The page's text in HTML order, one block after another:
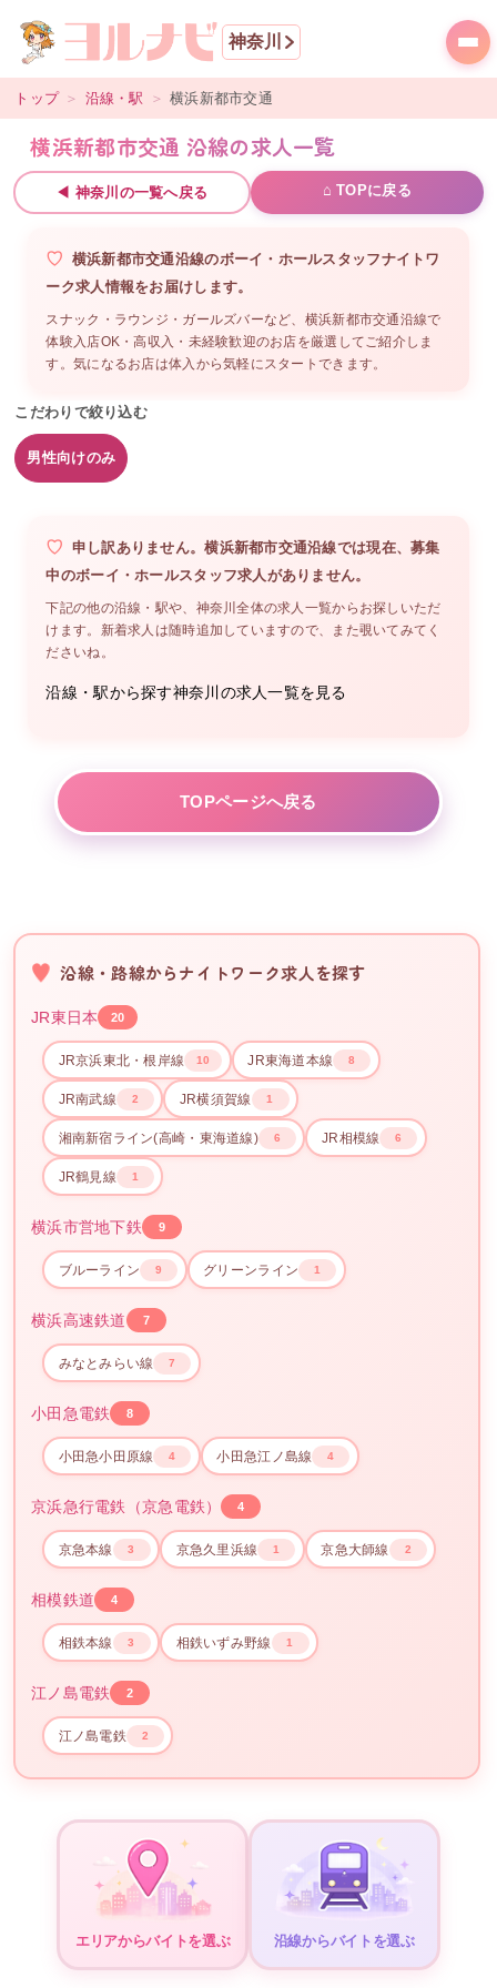
神奈川
トップ ＞ 沿線・駅 ＞ 横浜新都市交通
横浜新都市交通 沿線の求人一覧
◀ 神奈川 の一覧へ戻る ⌂ TOPに戻る
横浜新都市交通沿線のボーイ・ホールスタッフナイトワ
ーク求人情報をお届けします。
スナック・ラウンジ・ガールズバーなど、 横浜新都市交通沿線で
体験入店OK・高収入・未経験歓迎のお店を厳選してご紹介しま
す。気になるお店は体入から気軽にスタートできます。
こだわりで絞り込む
男性向けのみ
申し訳ありません。横浜新都市交通沿線では現在、募集
中のボーイ・ホールスタッフ求人がありません。
下記の他の沿線・駅や、 神奈川全体の求人一覧からお探しいただ
けます。新着求人は随時追加していますので、また覗いてみてく
ださいね。
沿線・駅から探す神奈川 の求人一覧を見る
TOPページへ戻る
沿線・路線からナイトワーク求人を探す
JR東日本 20
JR京浜東北・根岸線 10 JR東海道本線 8
JR南武線 2 JR横須賀線 1
湘南新宿ライン(高崎・東海道線) 6 JR相模線 6
JR鶴見線 1
横浜市営地下鉄 9
ブルーライン 9 グリーンライン 1
横浜高速鉄道 7
みなとみらい線 7
小田急電鉄 8
小田急小田原線 4 小田急江ノ島線 4
京浜急行電鉄（京急電鉄） 4
京急本線 3 京急久里浜線 1 京急大師線 2
相模鉄道 4
相鉄本線 3 相鉄いずみ野線 1
江ノ島電鉄 2
江ノ島電鉄 2
エリアからバイトを選ぶ 沿線からバイトを選ぶ